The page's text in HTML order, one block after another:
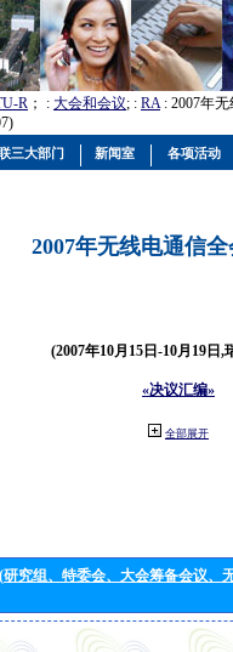
R ； : 大会和会议; : RA: 2007年
2007年无线电通信
(2007年10月15日-10月19日,
«决议汇编»
全部展开
究组、特委会、大会筹备会议、
三大部门 新闻室 各项活动